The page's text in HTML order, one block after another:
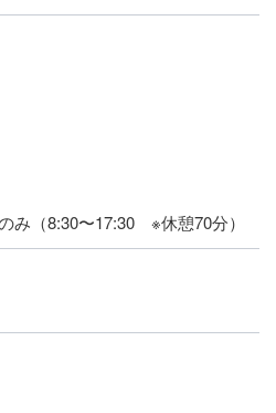
み（8:30〜17:30 ※休憩70分）